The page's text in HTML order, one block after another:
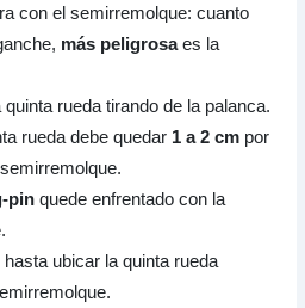
con el semirremolque: cuanto
más peligrosaes la
rueda tirando de la palanca.
rueda debe quedar 1 a 2 cmpor
pinquede enfrentado con la
ubicar la quinta rueda